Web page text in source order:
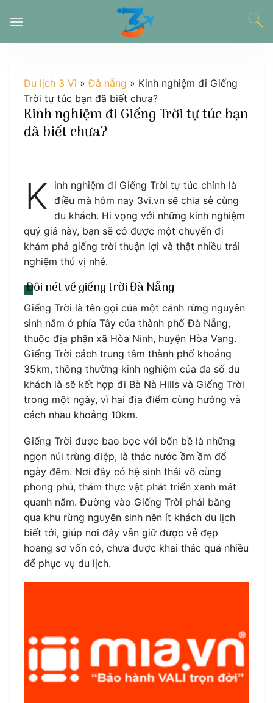
đến
Du lịch 3 Vì »Đà nẵng » Kinh nghiệm đi Giếng
Trời tự túc bạn đã biết chưa?
Kinh nghiệm đi Giếng Trời tự túc bạn
đã biết chưa?
K inh nghiệm đi Giếng Trời tự túc chính là
điều mà hôm nay 3vi.vn sẽ chia sẻ cùng
du khách. Hi vọng với những kinh nghiệm
quý giá này, bạn sẽ có được một chuyến đi
khám phá giếng trời thuận lợi và thật nhiều trải
nghiệm thú vị nhé.
Đôi nét về giếng trời Đà Nẵng
Giếng Trời là tên gọi của một cánh rừng nguyên
sinh nằm ở phía Tây của thành phố Đà Nẵng,
thuộc địa phận xã Hòa Ninh, huyện Hòa Vang.
Giếng Trời cách trung tâm thành phố khoảng
35km, thông thường kinh nghiệm của đa số du
khách là sẽ kết hợp đi Bà Nà Hills và Giếng Trời
trong một ngày, vì hai địa điểm cùng hướng và
cách nhau khoảng 10km.
Giếng Trời được bao bọc với bốn bề là những
ngọn núi trùng điệp, là thác nước ầm ầm đổ
ngày đêm. Nơi đây có hệ sinh thái vô cùng
phong phú, thảm thực vật phát triển xanh mát
quanh năm. Đường vào Giếng Trời phải băng
qua khu rừng nguyên sinh nên ít khách du lịch
biết tới, giúp nơi đây vẫn giữ được vẻ đẹp
hoang sơ vốn có, chưa được khai thác quá nhiều
để phục vụ du lịch.